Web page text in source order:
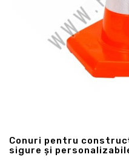
Conuri pentru
sigure și